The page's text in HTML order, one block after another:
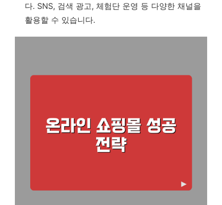
다. SNS, 검색 광고, 체험단 운영 등 다양한 채널을
활용할 수 있습니다.